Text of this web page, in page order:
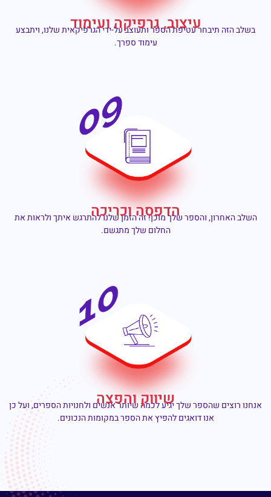
עיצוב, גרפיקה ועימוד
בשלב הזה תיבחר עטיפת הספר ותעוצב על-ידי הגרפיקאית שלנו, ויתבצע
עימוד ספרך.
הדפסה וכריכה
השלב האחרון, והספר שלך מוכן! זה הזמן שלנו להתרגש איתך ולראות את
החלום שלך מתגשם.
שיווק והפצה
אנחנו רוצים שהספר שלך יגיע לכמה שיותר אנשים ולחנויות הספרים, ועל כן
אנו דואגים להפיץ את הספר במקומות הנכונים.